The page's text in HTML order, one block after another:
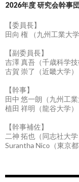
2026年度 研究会幹事団
【委員長】
田向 権 （九州工業大学
【副委員長】
吉澤 真吾（千歳科学技
古賀 崇了（近畿大学）
【幹事】
田中 悠一朗（九州工業
植田 祥明（龍谷大学）
【幹事補佐】
二神 拓也（同志社大学
Surantha Nico（東京都